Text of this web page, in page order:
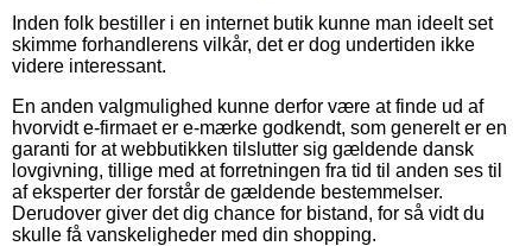
Inden folk bestiller i en internet butik kunne man ideelt set
skimme forhandlerens vilkår, det er dog undertiden ikke
videre interessant.
En anden valgmulighed kunne derfor være at finde ud af
hvorvidt e-firmaet er e-mærke godkendt, som generelt er en
garanti for at webbutikken tilslutter sig gældende dansk
lovgivning, tillige med at forretningen fra tid til anden ses til
af eksperter der forstår de gældende bestemmelser.
Derudover giver det dig chance for bistand, for så vidt du
skulle få vanskeligheder med din shopping.